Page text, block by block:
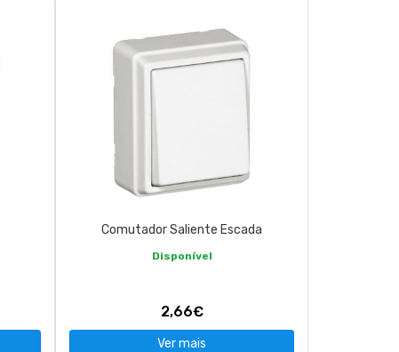
Comutador Saliente Escada
Disponível
2,66€
Ver mais